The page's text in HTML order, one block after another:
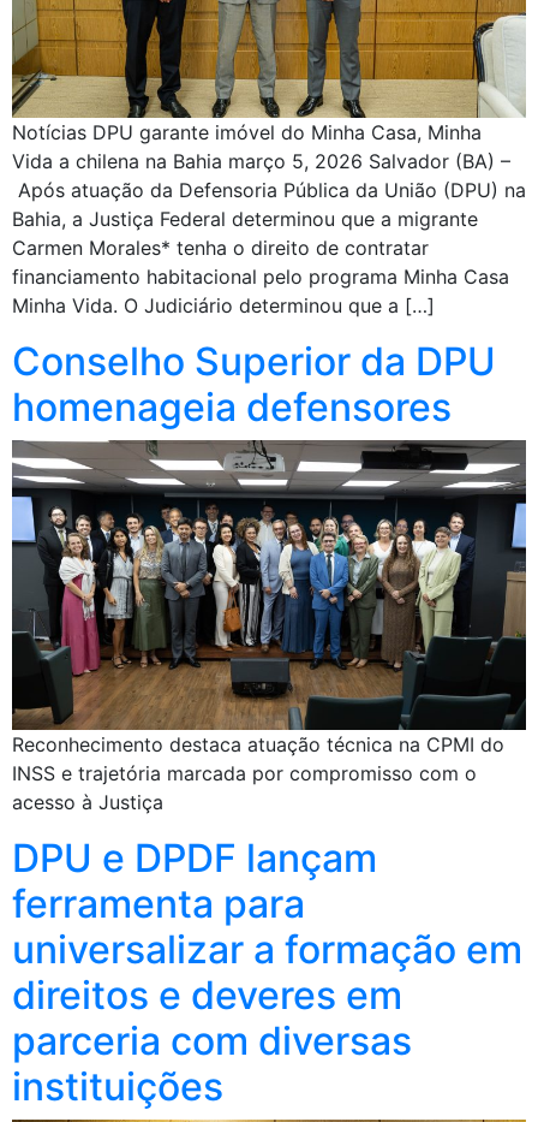
Notícias DPU garante imóvel do Minha Casa, Minha
Vida a chilena na Bahia março 5, 2026 Salvador (BA) –
Após atuação da Defensoria Pública da União (DPU) na
Bahia, a Justiça Federal determinou que a migrante
Carmen Morales* tenha o direito de contratar
financiamento habitacional pelo programa Minha Casa
Minha Vida. O Judiciário determinou que a […]
Conselho Superior da DPU
homenageia defensores
Reconhecimento destaca atuação técnica na CPMI do
INSS e trajetória marcada por compromisso com o
acesso à Justiça
DPU e DPDF lançam
ferramenta para
universalizar a formação em
direitos e deveres em
parceria com diversas
instituições